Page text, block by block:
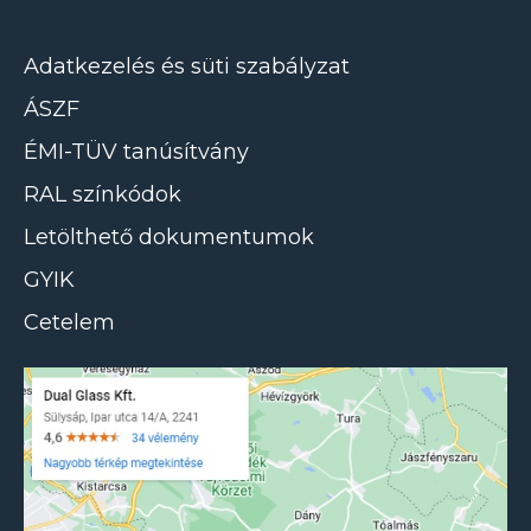
Adatkezelés és süti szabályzat
ÁSZF
ÉMI-TÜV tanúsítvány
RAL színkódok
Letölthető dokumentumok
GYIK
Cetelem